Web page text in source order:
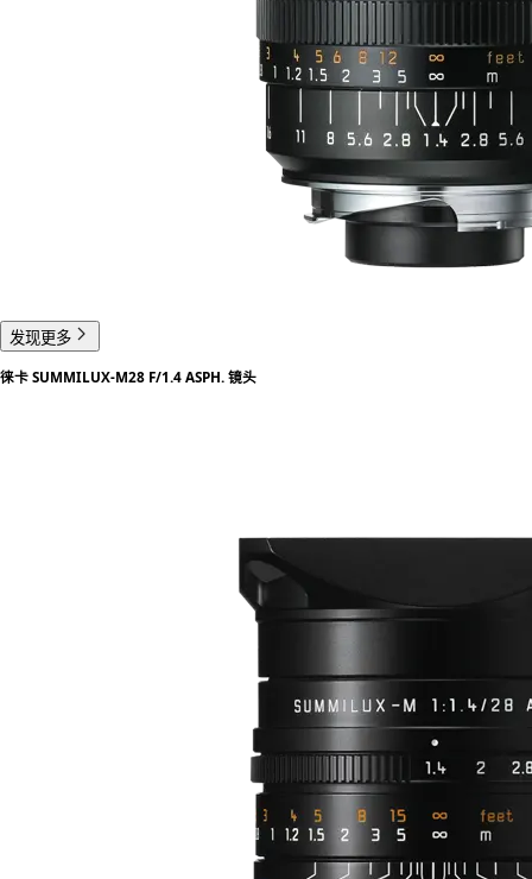
发现更多
徕卡 SUMMILUX-M28 F/1.4 ASPH. 镜头